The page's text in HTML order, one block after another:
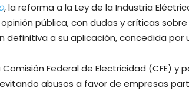
, la reforma a la Ley de la Industria
pública, con dudas y críticas
definitiva a su aplicación, concedida por
Federal de Electricidad (CFE) y
abusos a favor de empresas